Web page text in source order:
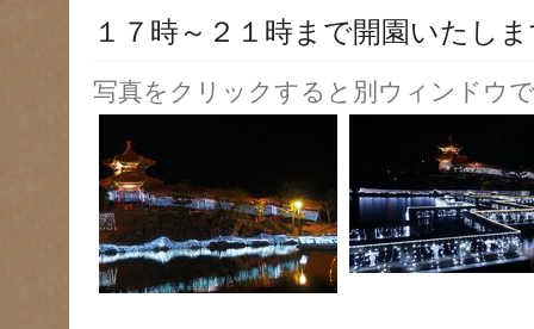
１７時～２１時まで開園いたし
写真をクリックすると別ウィンドウ